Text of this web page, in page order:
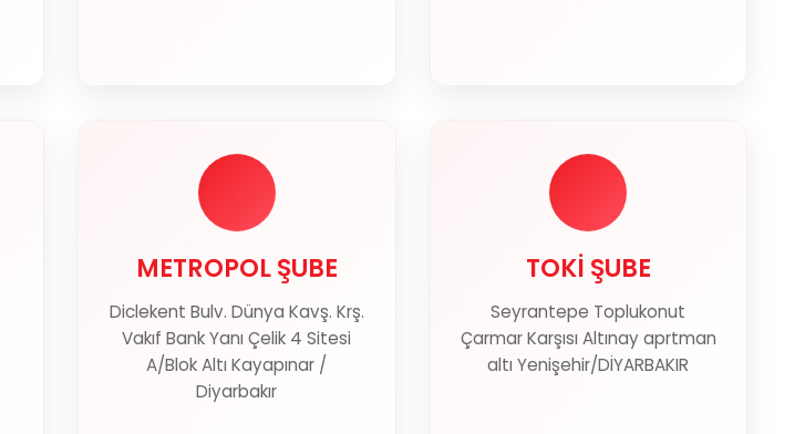
METROPOL ŞUBE
Diclekent Bulv. Dünya Kavş. Krş.
Vakıf Bank Yanı Çelik 4 Sitesi
A/Blok Altı Kayapınar /
Diyarbakır
METROPOL ŞUBE
Haritada Göster
TOKİ ŞUBE
Seyrantepe Toplukonut
Çarmar Karşısı Altınay aprtman
altı Yenişehir/DİYARBAKIR
TOKİ ŞUBE
Haritada Göster